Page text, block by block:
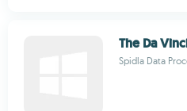
The Da
Spidla Data